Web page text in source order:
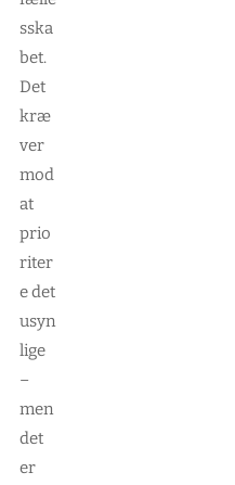
sska
bet.
Det
kræ
ver
mod
at
prio
riter
e det
usyn
lige
–
men
det
er